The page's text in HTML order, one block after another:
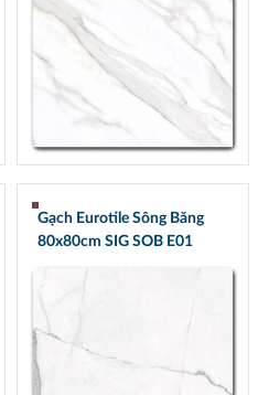
Gạch Eurotile Sông Băng
80x80cm SIG SOB E01